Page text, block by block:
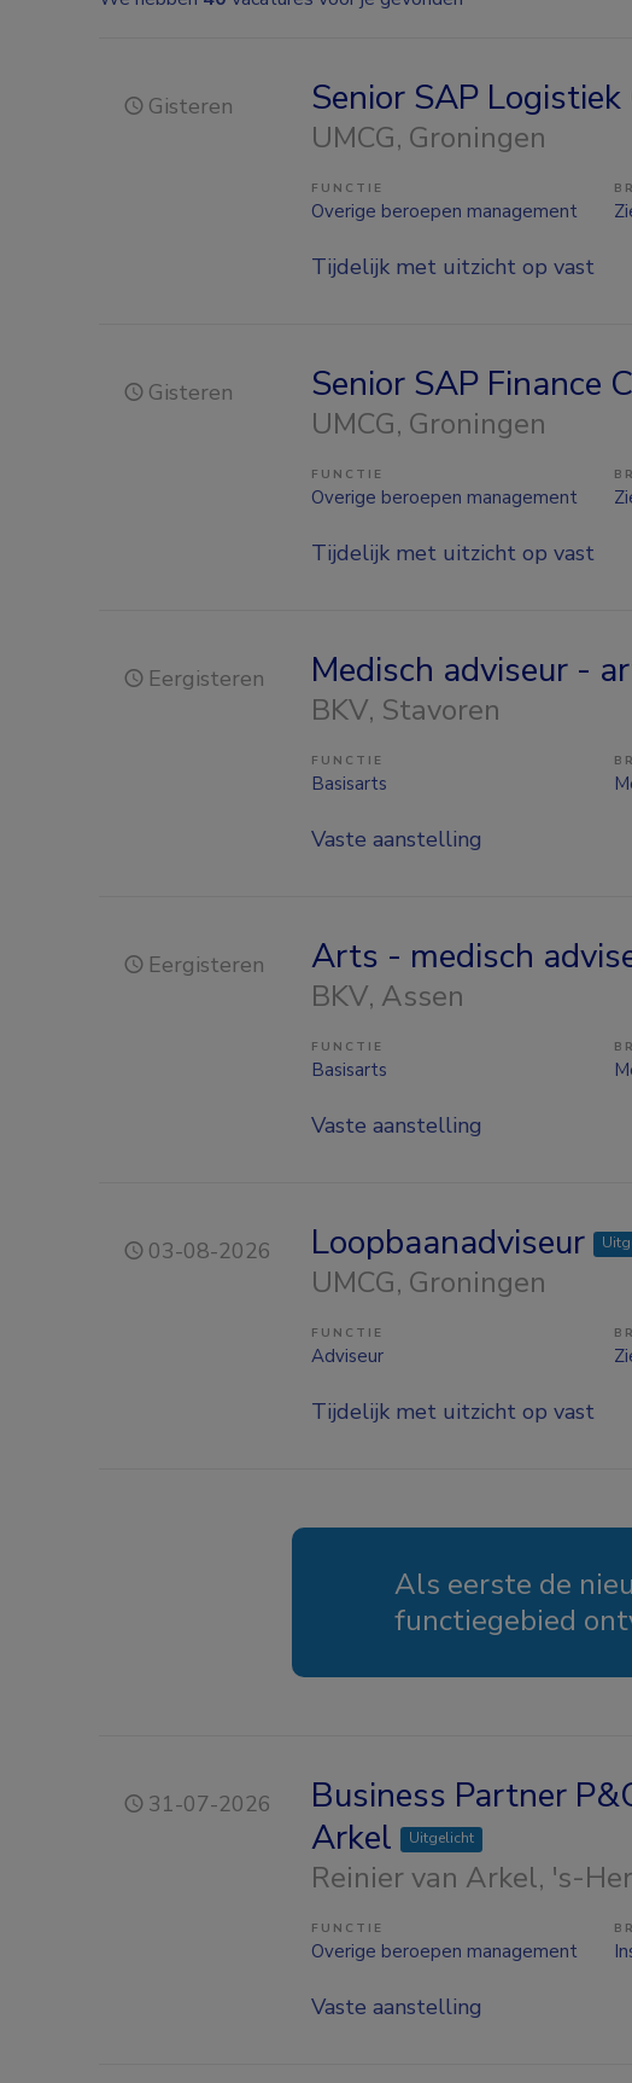
Gisteren Senior SAP
UMCG, Groningen
FUNCTIE
Overige beroepen management
Tijdelijk met uitzicht op vast
Gisteren Senior SAP Finance
UMCG, Groningen
FUNCTIE
Overige beroepen management
Tijdelijk met uitzicht op vast
Eergisteren Medisch adviseur -
BKV, Stavoren
FUNCTIE
Basisarts
Vaste aanstelling
Eergisteren Arts - medisch
BKV, Assen
FUNCTIE
Basisarts
Vaste aanstelling
03-08-2026 Loopbaanadviseur
UMCG, Groningen
FUNCTIE
Adviseur
Tijdelijk met uitzicht op vast
Als eerste de
functiegebied
31-07-2026
Business Partner
Arkel
Uitgelicht
Reinier van Arkel, 's-
FUNCTIE
Overige beroepen management
Vaste aanstelling